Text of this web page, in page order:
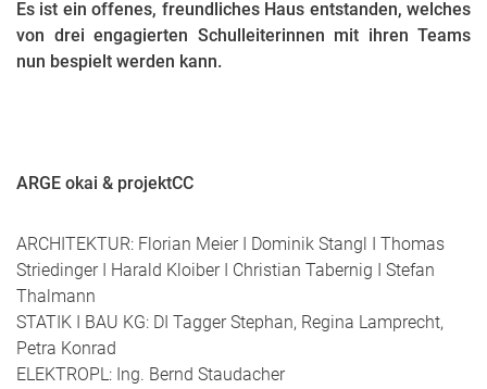
Es ist ein offenes, freundliches Haus entstanden, welches
von drei engagierten Schulleiterinnen mit ihren Teams
nun bespielt werden kann.
ARGE okai & projektCC
ARCHITEKTUR: Florian Meier I Dominik Stangl I Thomas
Striedinger I Harald Kloiber I Christian Tabernig I Stefan
Thalmann
STATIK I BAU KG: DI Tagger Stephan, Regina Lamprecht,
Petra Konrad
ELEKTROPL: Ing. Bernd Staudacher